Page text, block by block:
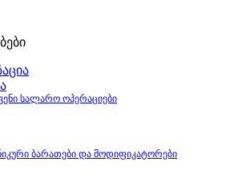
სალარო ოპერაციები
ბარათები და მოდიფიკატორები